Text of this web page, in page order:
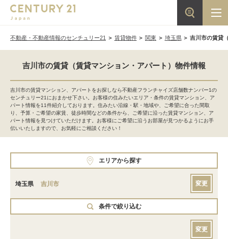
不動産・不動産情報のセンチュリー21 賃貸物件 関東 埼玉県 吉川市の賃貸
吉川市の賃貸（賃貸マンション・アパート）物件情報
吉川市の賃貸マンション、アパートをお探しなら不動産フランチャイズ店舗数ナンバー1の
センチュリー21におまかせ下さい。お客様の住みたいエリア・条件の賃貸マンション、ア
パート情報を11件紹介しております。住みたい沿線・駅・地域や、ご希望に合った間取
り、予算・ご希望の家賃、徒歩時間などの条件から、ご希望に沿った賃貸マンション、ア
パート情報を見つけていただけます。お客様にご希望に沿うお部屋が見つかるようにお手
伝いいたしますので、お気軽にご相談ください！
エリアから探す
埼玉県 吉川市 変更
条件で絞り込む
変更